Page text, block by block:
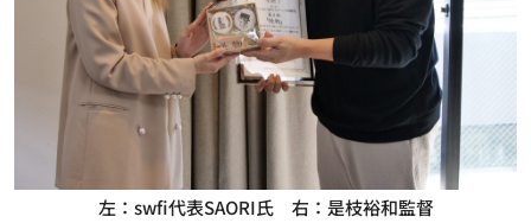
左：swfi代表SAORI氏 右：是枝裕和監督